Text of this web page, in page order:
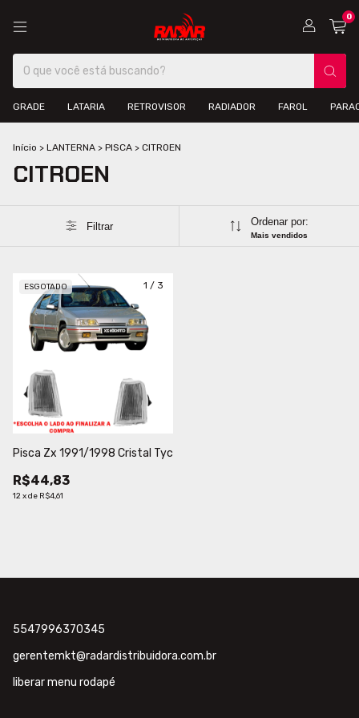
0
GRADE LATARIA RETROVISOR RADIADOR FAROL
Início > LANTERNA > PISCA > CITROEN
CITROEN
Filtrar Ordenar por:
Mais vendidos
1 / 3
ESGOTADO
Pisca Zx 1991/1998 Cristal Tyc
R$44,83
12xde R$4,61
5547996370345
gerentemkt@radardistribuidora.com.br
liberar menu rodapé